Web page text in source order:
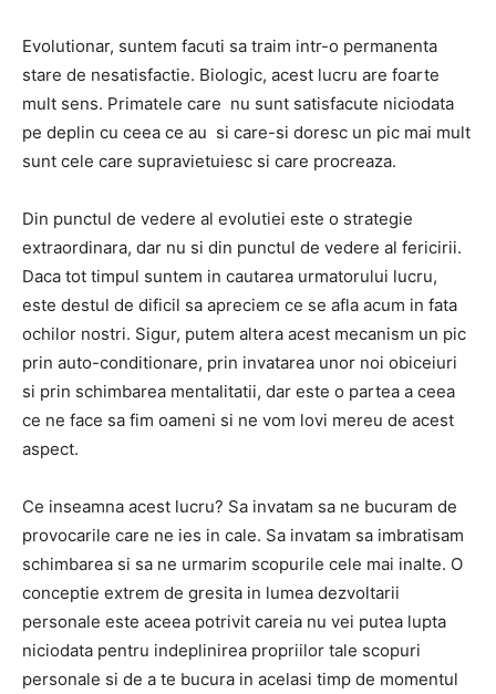
Evolutionar, suntem facuti sa traim intr-o permanenta
stare de nesatisfactie. Biologic, acest lucru are foarte
mult sens. Primatele care nu sunt satisfacute niciodata
pe deplin cu ceea ce au si care-si doresc un pic mai mult
sunt cele care supravietuiesc si care procreaza.
Din punctul de vedere al evolutiei este o strategie
extraordinara, dar nu si din punctul de vedere al fericirii.
Daca tot timpul suntem in cautarea urmatorului lucru,
este destul de dificil sa apreciem ce se afla acum in fata
ochilor nostri. Sigur, putem altera acest mecanism un pic
prin auto-conditionare, prin invatarea unor noi obiceiuri
si prin schimbarea mentalitatii, dar este o partea a ceea
ce ne face sa fim oameni si ne vom lovi mereu de acest
aspect.
Ce inseamna acest lucru? Sa invatam sa ne bucuram de
provocarile care ne ies in cale. Sa invatam sa imbratisam
schimbarea si sa ne urmarim scopurile cele mai inalte. O
conceptie extrem de gresita in lumea dezvoltarii
personale este aceea potrivit careia nu vei putea lupta
niciodata pentru indeplinirea propriilor tale scopuri
personale si de a te bucura in acelasi timp de momentul